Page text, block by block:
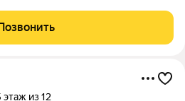
Фотографии настоящие. Из
этаж из 12